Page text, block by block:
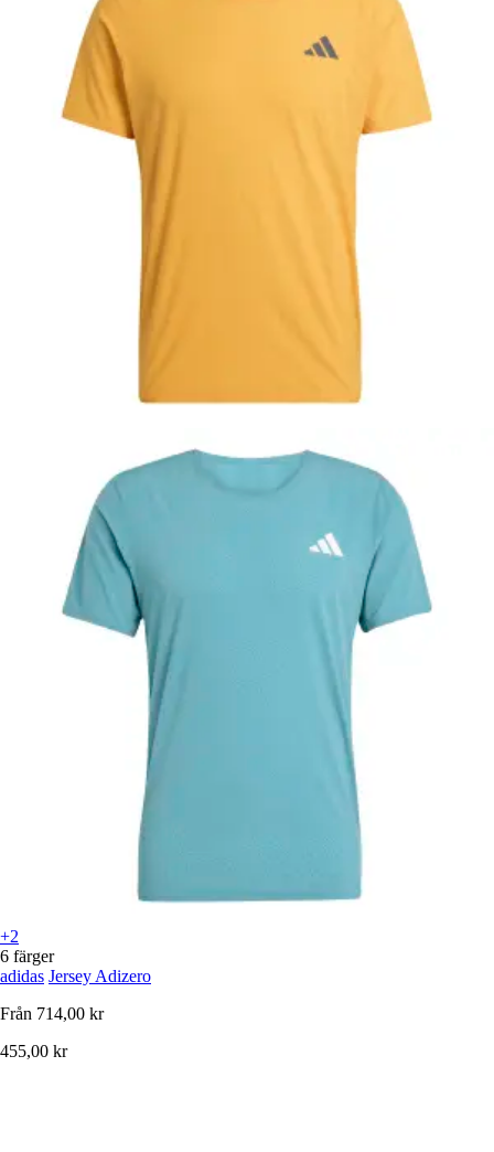
+2
6 färger
adidas Jersey Adizero
Från 714,00 kr
455,00 kr